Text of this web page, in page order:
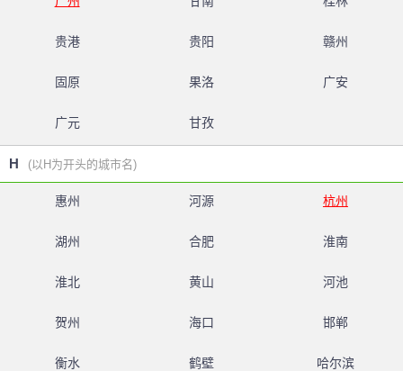
贵港 贵阳 赣州
固原 果洛 广安
广元 甘孜
H (以H为开头的城市名)
惠州 河源 杭州
湖州 合肥 淮南
淮北 黄山 河池
贺州 海口 邯郸
衡水 鹤壁 哈尔滨